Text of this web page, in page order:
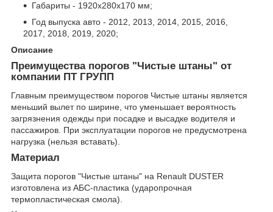
Габариты - 1920х280х170 мм;
Год выпуска авто - 2012, 2013, 2014, 2015, 2016,
2017, 2018, 2019, 2020;
Описание
Преимущества порогов "Чистые штаны" от
компании ПТ ГРУПП
Главным преимуществом порогов Чистые штаны является
меньший вылет по ширине, что уменьшает вероятность
загрязнения одежды при посадке и высадке водителя и
пассажиров. При эксплуатации порогов не предусмотрена
нагрузка (нельзя вставать).
Материал
Защита порогов "Чистые штаны" на Renault DUSTER
изготовлена из АБС-пластика (ударопрочная
термопластическая смола).